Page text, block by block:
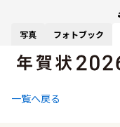
写真 フォトブック
一覧へ戻る